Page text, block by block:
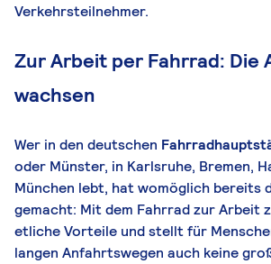
Verkehrsteilnehmer.
Zur Arbeit per Fahrrad: Die
wachsen
Wer in den deutschen
oder Münster, in Karlsruhe, Bremen,
München lebt, hat womöglich bereits
gemacht: Mit dem Fahrrad zur Arbeit
etliche Vorteile und stellt für
langen Anfahrtswegen auch keine